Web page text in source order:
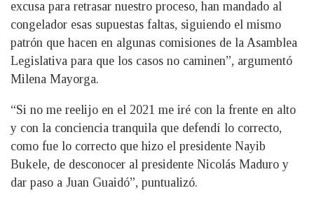
excusa para retrasar nuestro proceso, han mandado al
congelador esas supuestas faltas, siguiendo el mismo
patrón que hacen en algunas comisiones de la Asamblea
Legislativa para que los casos no caminen”, argumentó
Milena Mayorga.
“Si no me reelijo en el 2021 me iré con la frente en alto
y con la conciencia tranquila que defendí lo correcto,
como fue lo correcto que hizo el presidente Nayib
Bukele, de desconocer al presidente Nicolás Maduro y
dar paso a Juan Guaidó”, puntualizó.